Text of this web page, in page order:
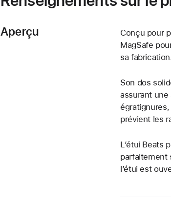
Aperçu
Conçu pour
MagSafe
sa
Son dos
assurant
prévient les
L’étui Beats
parfaitement
l’étui est